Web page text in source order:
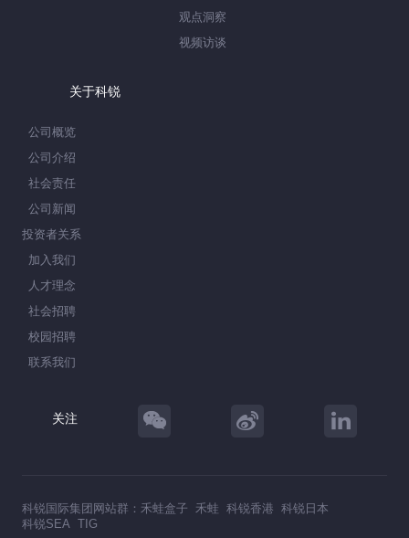
观点洞察
视频访谈
关于科锐
公司概览
公司介绍
社会责任
公司新闻
投资者关系
加入我们
人才理念
社会招聘
校园招聘
联系我们
关注
科锐国际集团网站群： 禾蛙盒子 禾蛙 科锐香港 科锐日本
科锐SEA TIG